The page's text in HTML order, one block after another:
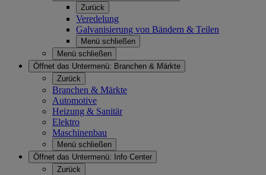
Zurück
Veredelung
Galvanisierung von Bändern & Teilen
Menü schließen
Menü schließen
Öffnet das Untermenü: Branchen & Märkte
Zurück
Branchen & Märkte
Automotive
Heizung & Sanitär
Elektro
Maschinenbau
Menü schließen
Öffnet das Untermenü:
Info Center
Zurück